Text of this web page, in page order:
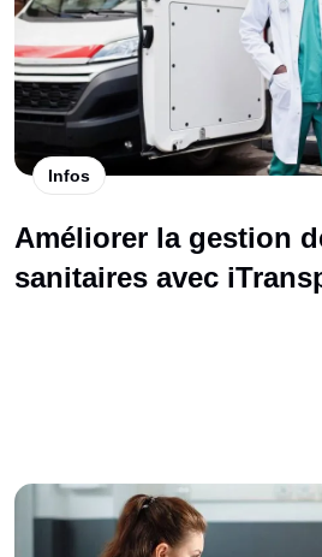
Infos
Améliorer la gestion
sanitaires avec